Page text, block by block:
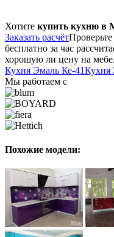
Хотите купить кухню в
Заказать расчёт
бесплатно за час
хорошую ли цену на
Кухня Эмаль Ке-41Кухня
Мы работаем с
Похожие модели: